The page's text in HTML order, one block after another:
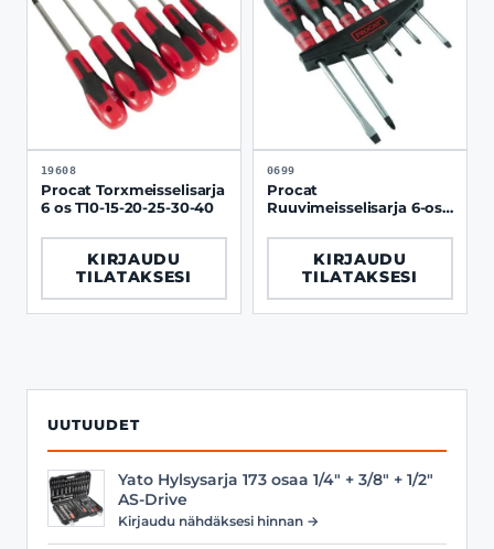
UUTUUDET
Yato Hylsysarja 173 osaa 1/4" + 3/8" + 1/2"
AS-Drive
Kirjaudu nähdäksesi hinnan →
19608
Procat Torxmeisselisarja
6 os T10-15-20-25-30-40
KIRJAUDU
TILATAKSESI
0699
Procat
Ruuvimeisselisarja 6-os
KIRJAUDU
TILATAKSESI